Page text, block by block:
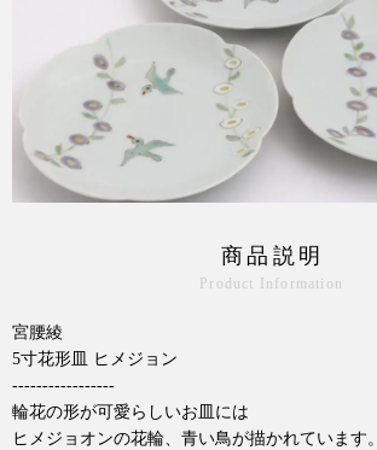
商品説明
Product Information
宮腰綾
5寸花形皿 ヒメジョン
-----------------
輪花の形が可愛らしいお皿には
ヒメジョオンの花輪、青い鳥が描かれています。